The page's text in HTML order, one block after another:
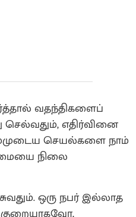
வதந்திகளைப்
செல்வதும், எதிர்வினை
செயல்களை நாம்
நிலை
ஒரு நபர் இல்லாத